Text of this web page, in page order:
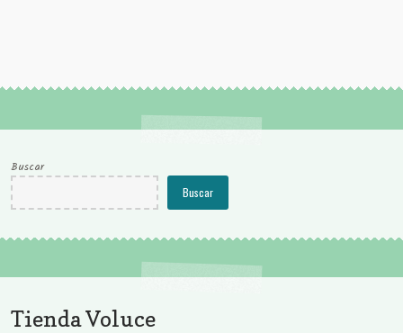
Buscar
Buscar
Tienda Voluce